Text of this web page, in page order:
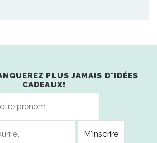
PLUS JAMAIS D'IDÉES
CADEAUX!